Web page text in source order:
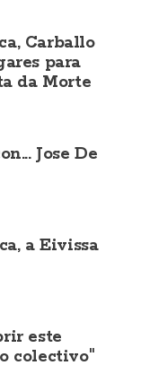
Carballo
para
da Morte
Jose De
a Eivissa
este
colectivo"